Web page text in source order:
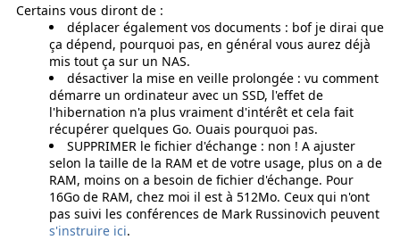
Certains vous diront de :
déplacer également vos documents : bof je dirai que
ça dépend, pourquoi pas, en général vous aurez déjà
mis tout ça sur un NAS.
désactiver la mise en veille prolongée : vu comment
démarre un ordinateur avec un SSD, l'effet de
l'hibernation n'a plus vraiment d'intérêt et cela fait
récupérer quelques Go. Ouais pourquoi pas.
SUPPRIMER le fichier d'échange : non ! A ajuster
selon la taille de la RAM et de votre usage, plus on a de
RAM, moins on a besoin de fichier d'échange. Pour
16Go de RAM, chez moi il est à 512Mo. Ceux qui n'ont
pas suivi les conférences de Mark Russinovich peuvent
s'instruire ici.